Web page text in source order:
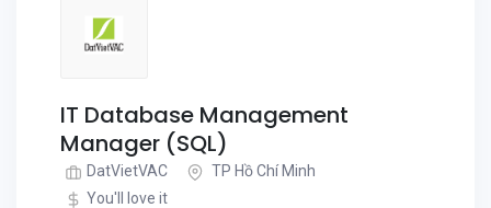
IT Database Management
Manager (SQL)
DatVietVAC
TP Hồ Chí Minh
You'll love it